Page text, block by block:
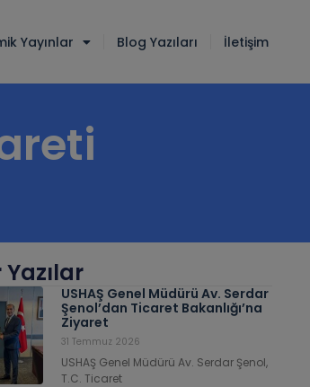
Yayınlar Blog Yazıları İletişim
Yazılar
USHAŞ Genel Müdürü Av. Serdar
Şenol’dan Ticaret Bakanlığı’na
Ziyaret
31 Temmuz 2026
USHAŞ Genel Müdürü Av. Serdar Şenol,
T.C. Ticaret